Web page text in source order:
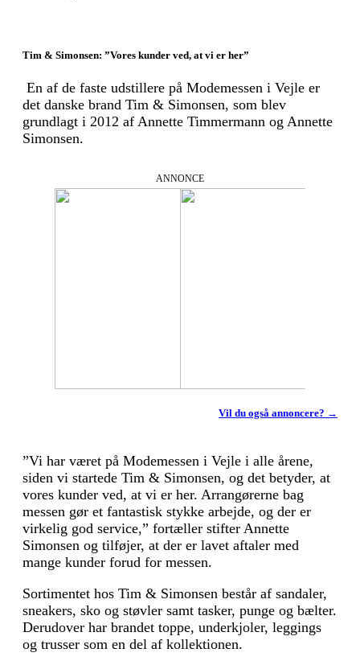
Tim & Simonsen: ”Vores kunder ved, at vi er her”
En af de faste udstillere på Modemessen i Vejle er
det danske brand Tim & Simonsen, som blev
grundlagt i 2012 af Annette Timmermann og Annette
Simonsen.
ANNONCE
Vil du også annoncere? →
”Vi har været på Modemessen i Vejle i alle årene,
siden vi startede Tim & Simonsen, og det betyder, at
vores kunder ved, at vi er her. Arrangørerne bag
messen gør et fantastisk stykke arbejde, og der er
virkelig god service,” fortæller stifter Annette
Simonsen og tilføjer, at der er lavet aftaler med
mange kunder forud for messen.
Sortimentet hos Tim & Simonsen består af sandaler,
sneakers, sko og støvler samt tasker, punge og bælter.
Derudover har brandet toppe, underkjoler, leggings
og trusser som en del af kollektionen.